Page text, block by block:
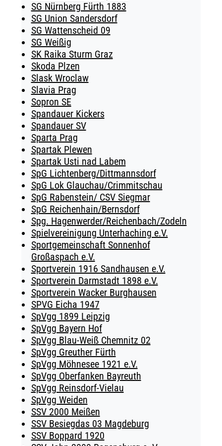
SG Nürnberg Fürth 1883
SG Union Sandersdorf
SG Wattenscheid 09
SG Weißig
SK Raika Sturm Graz
Skoda Plzen
Slask Wroclaw
Slavia Prag
Sopron SE
Spandauer Kickers
Spandauer SV
Sparta Prag
Spartak Plewen
Spartak Usti nad Labem
SpG Lichtenberg/Dittmannsdorf
SpG Lok Glauchau/Crimmitschau
SpG Rabenstein/ CSV Siegmar
SpG Reichenhain/Bernsdorf
Spg. Hagenwerder/Reichenbach/Zodeln
Spielvereinigung Unterhaching e.V.
Sportgemeinschaft Sonnenhof
Großaspach e.V.
Sportverein 1916 Sandhausen e.V.
Sportverein Darmstadt 1898 e.V.
Sportverein Wacker Burghausen
SPVG Eicha 1947
SpVgg 1899 Leipzig
SpVgg Bayern Hof
SpVgg Blau-Weiß Chemnitz 02
SpVgg Greuther Fürth
SpVgg Möhnesee 1921 e.V.
SpVgg Oberfanken Bayreuth
SpVgg Reinsdorf-Vielau
SpVgg Weiden
SSV 2000 Meißen
SSV Besiegdas 03 Magdeburg
SSV Boppard 1920